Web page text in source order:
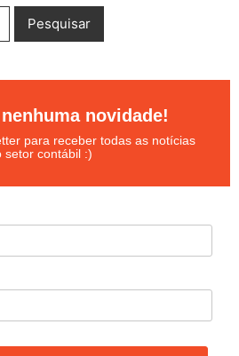
novidade!
para receber todas as notícias
setor contábil :)